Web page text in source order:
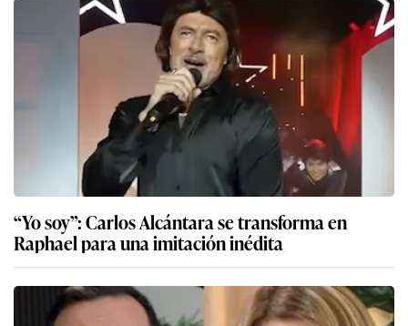
“Yo soy”: Carlos Alcántara se transforma en
Raphael para una imitación inédita